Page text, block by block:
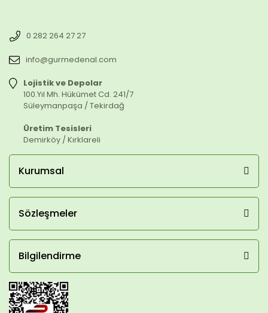
0 282 264 27 27
info@gurmedenal.com
Lojistik ve Depolar
100.Yıl Mh. Hükümet Cd. 241/7
Süleymanpaşa / Tekirdağ
Üretim Tesisleri
Demirköy / Kırklareli
Kurumsal
Sözleşmeler
Bilgilendirme